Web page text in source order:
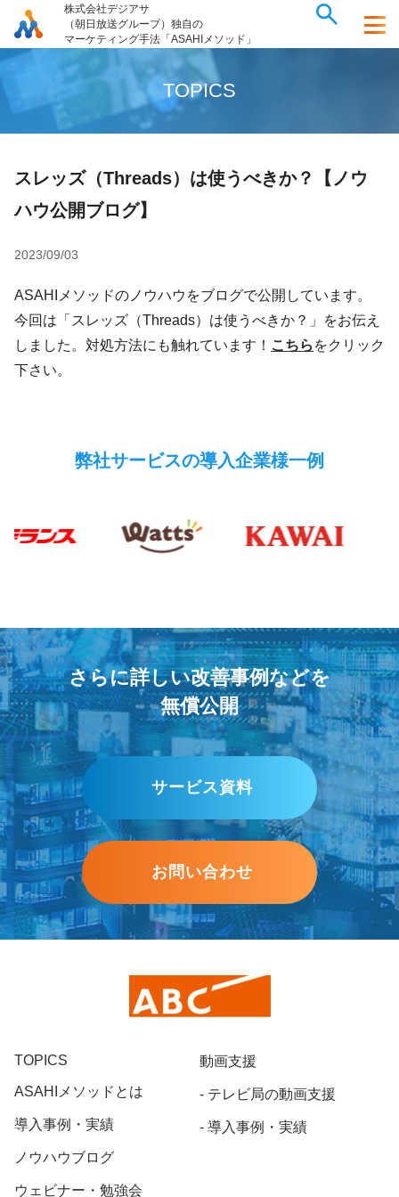
株式会社デジアサ
（朝日放送グループ）独自の
マーケティング手法「ASAHIメソッド」
TOPICS
スレッズ（Threads）は使うべきか？【ノウ
ハウ公開ブログ】
2023/09/03
ASAHIメソッドのノウハウをブログで公開しています。
今回は「スレッズ（Threads）は使うべきか？」をお伝え
しました。対処方法にも触れています！ こちら をクリック
下さい。
弊社サービスの導入企業様一例
さらに詳しい改善事例などを
無償公開
サービス資料
お問い合わせ
TOPICS
ASAHIメソッドとは
導入事例・実績
ノウハウブログ
ウェビナー・勉強会
動画支援
テレビ局の動画支援
導入事例・実績